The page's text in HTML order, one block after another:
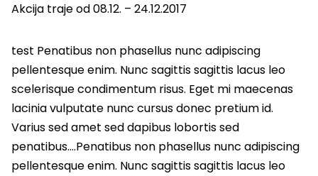
Akcija traje od 08.12. – 24.12.2017
test Penatibus non phasellus nunc adipiscing
pellentesque enim. Nunc sagittis sagittis lacus leo
scelerisque condimentum risus. Eget mi maecenas
lacinia vulputate nunc cursus donec pretium id.
Varius sed amet sed dapibus lobortis sed
penatibus….Penatibus non phasellus nunc adipiscing
pellentesque enim. Nunc sagittis sagittis lacus leo